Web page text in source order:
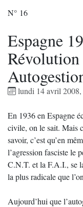
N° 16
Espagne
Révolution
lundi 14 avril 2008,
En 1936 en Espagne
civile, on le sait. Mais
savoir, c’est qu’en
l’agression fasciste le
C.N.T. et la F.A.I., se
la plus radicale que
Aujourd’hui que